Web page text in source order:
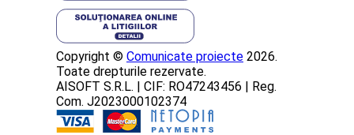
Copyright © Comunicate proiecte 2026.
Toate drepturile rezervate.
AISOFT S.R.L. | CIF: RO47243456 | Reg.
Com. J2023000102374